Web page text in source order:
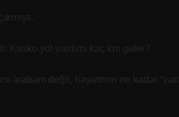
Kasko yol yardımı kaç km gider?
arabam değil, hayatımın ne kadar